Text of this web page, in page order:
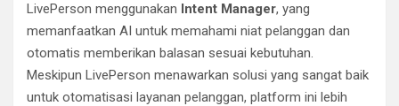
LivePerson menggunakan Intent Manager, yang
memanfaatkan AI untuk memahami niat pelanggan dan
otomatis memberikan balasan sesuai kebutuhan.
Meskipun LivePerson menawarkan solusi yang sangat baik
untuk otomatisasi layanan pelanggan, platform ini lebih